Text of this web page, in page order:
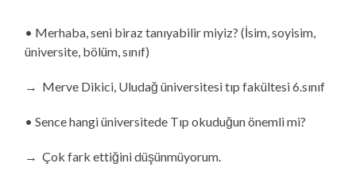
• Merhaba, seni biraz tanıyabilir miyiz? (İsim, soyisim,
üniversite, bölüm, sınıf)
→ Merve Dikici, Uludağ üniversitesi tıp fakültesi 6.sınıf
• Sence hangi üniversitede Tıp okuduğun önemli mi?
→ Çok fark ettiğini düşünmüyorum.